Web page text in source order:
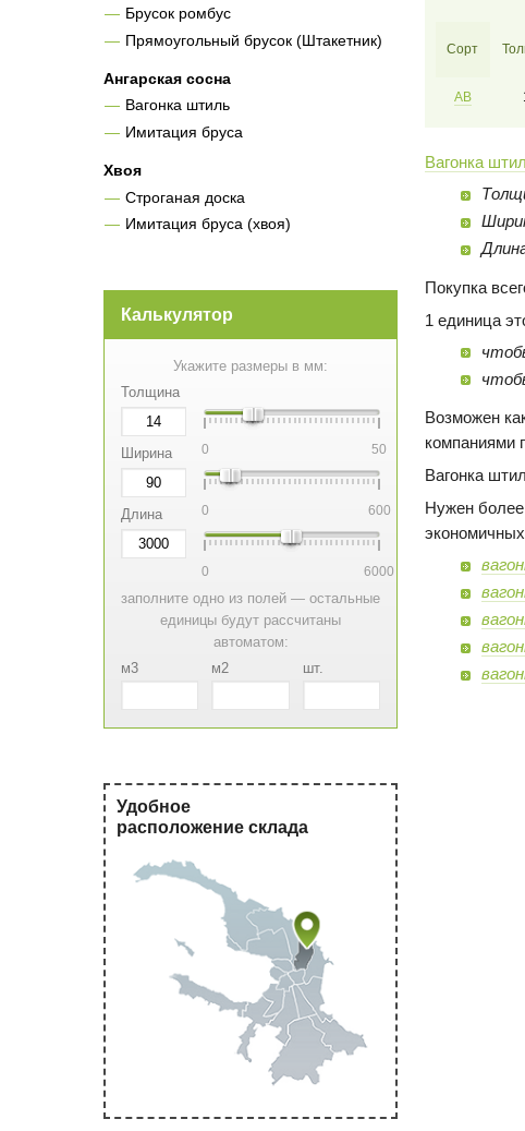
Брусок ромбус
Прямоугольный брусок (Штакетник)
Ангарская сосна
Вагонка штиль
Имитация бруса
Хвоя
Строганая доска
Имитация бруса (хвоя)
Калькулятор
Укажите размеры в мм:
Толщина
0 50
Ширина
0 600
Длина
0 6000
заполните одно из полей — остальные
единицы будут рассчитаны
автоматом:
м3
м2 шт.
Удобное
расположение склада
Сорт
AB
Вагонка
Покупка
1 единица
Возможен
компаниями
Вагонка
Нужен